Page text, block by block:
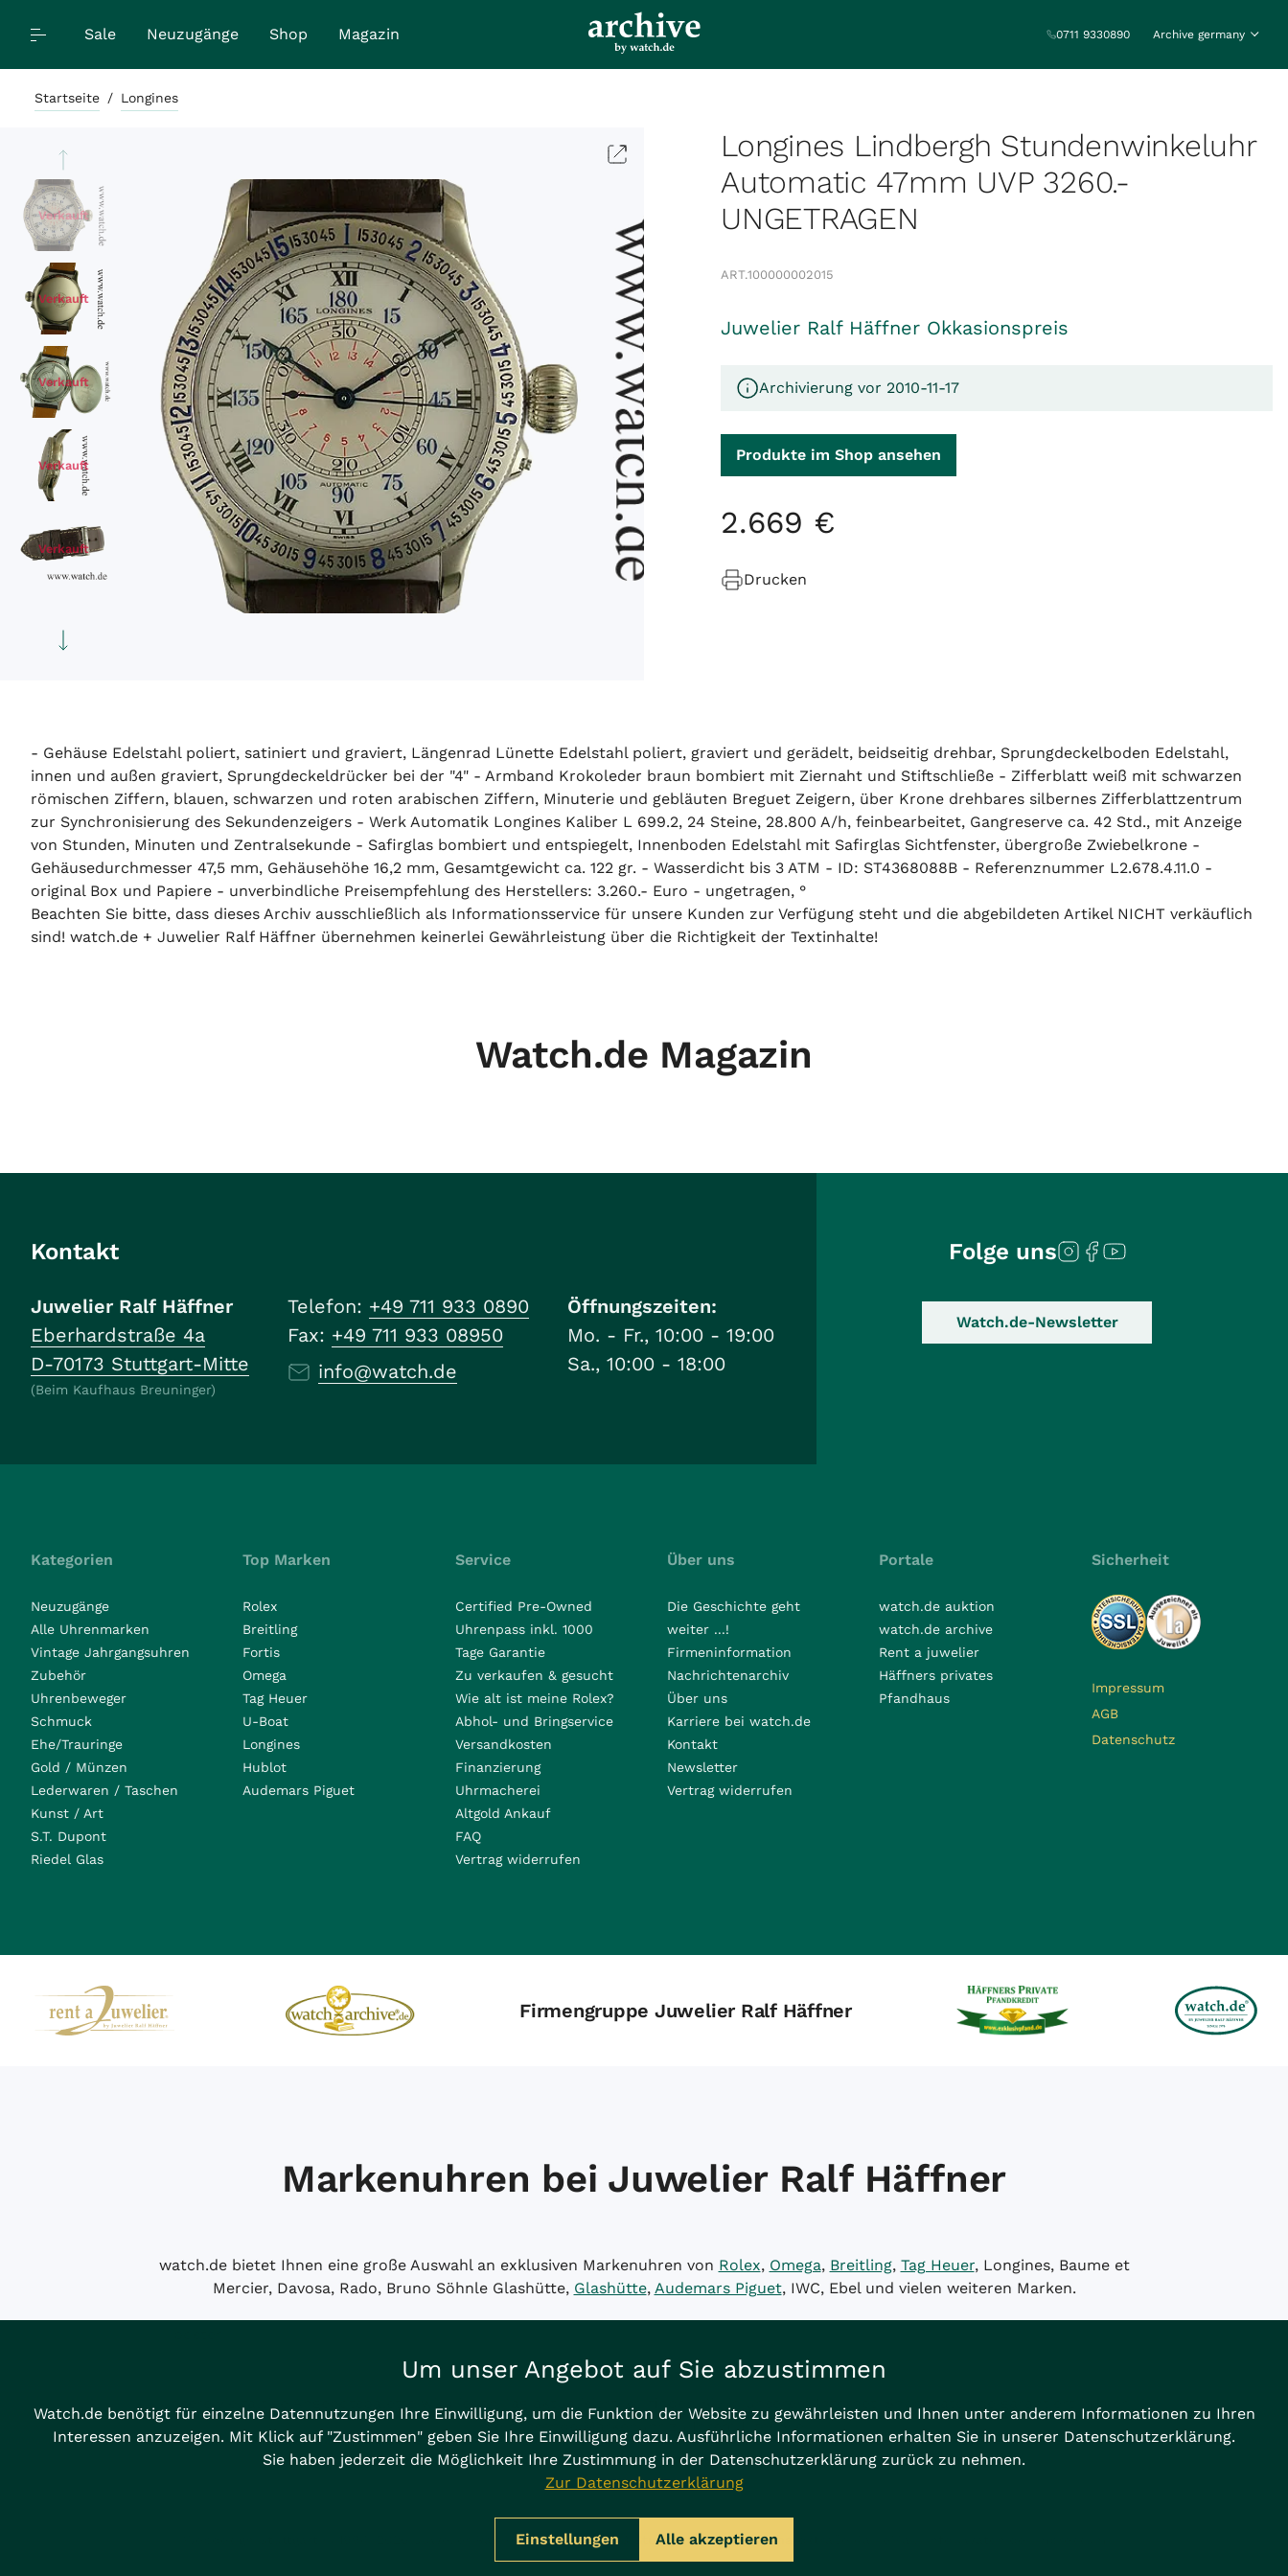
Sale Neuzugänge Shop Magazin 0711 9330890 Archive germany
Startseite / Longines
Longines Lindbergh Stundenwinkeluhr
Automatic 47mm UVP 3260.-
UNGETRAGEN
Verkauft
Verkauft
Verkauft
Verkauft
Verkauft
Verkauft
ART.100000002015
Juwelier Ralf Häffner Okkasionspreis
Archivierung vor 2010-11-17
Produkte im Shop ansehen
2.669 €
Drucken
- Gehäuse Edelstahl poliert, satiniert und graviert, Längenrad Lünette Edelstahl poliert, graviert und gerädelt, beidseitig drehbar, Sprungdeckelboden Edelstahl,
innen und außen graviert, Sprungdeckeldrücker bei der "4" - Armband Krokoleder braun bombiert mit Ziernaht und Stiftschließe - Zifferblatt weiß mit schwarzen
römischen Ziffern, blauen, schwarzen und roten arabischen Ziffern, Minuterie und gebläuten Breguet Zeigern, über Krone drehbares silbernes Zifferblattzentrum
zur Synchronisierung des Sekundenzeigers - Werk Automatik Longines Kaliber L 699.2, 24 Steine, 28.800 A/h, feinbearbeitet, Gangreserve ca. 42 Std., mit Anzeige
von Stunden, Minuten und Zentralsekunde - Safirglas bombiert und entspiegelt, Innenboden Edelstahl mit Safirglas Sichtfenster, übergroße Zwiebelkrone -
Gehäusedurchmesser 47,5 mm, Gehäusehöhe 16,2 mm, Gesamtgewicht ca. 122 gr. - Wasserdicht bis 3 ATM - ID: ST4368088B - Referenznummer L2.678.4.11.0 -
original Box und Papiere - unverbindliche Preisempfehlung des Herstellers: 3.260.- Euro - ungetragen, °
Beachten Sie bitte, dass dieses Archiv ausschließlich als Informationsservice für unsere Kunden zur Verfügung steht und die abgebildeten Artikel NICHT verkäuflich
sind! watch.de + Juwelier Ralf Häffner übernehmen keinerlei Gewährleistung über die Richtigkeit der Textinhalte!
Watch.de Magazin
Kontakt
Juwelier Ralf Häffner
Eberhardstraße 4a
D-70173 Stuttgart-Mitte
(Beim Kaufhaus Breuninger)
Telefon: +49 711 933 0890
Fax: +49 711 933 08950
info@watch.de
Öffnungszeiten:
Mo. - Fr., 10:00 - 19:00
Sa., 10:00 - 18:00
Folge uns
Watch.de-Newsletter
Kategorien
Neuzugänge
Alle Uhrenmarken
Vintage Jahrgangsuhren
Zubehör
Uhrenbeweger
Schmuck
Ehe/Trauringe
Gold / Münzen
Lederwaren / Taschen
Kunst / Art
S.T. Dupont
Riedel Glas
Top Marken
Rolex
Breitling
Fortis
Omega
Tag Heuer
U-Boat
Longines
Hublot
Audemars Piguet
Service
Certified Pre-Owned
Uhrenpass inkl. 1000
Tage Garantie
Zu verkaufen & gesucht
Wie alt ist meine Rolex?
Abhol- und Bringservice
Versandkosten
Finanzierung
Uhrmacherei
Altgold Ankauf
FAQ
Vertrag widerrufen
Über uns
Die Geschichte geht
weiter ...!
Firmeninformation
Nachrichtenarchiv
Über uns
Karriere bei watch.de
Kontakt
Newsletter
Vertrag widerrufen
Portale
watch.de auktion
watch.de archive
Rent a juwelier
Häffners privates
Pfandhaus
Sicherheit
Impressum
AGB
Datenschutz
Firmengruppe Juwelier Ralf Häffner
Markenuhren bei Juwelier Ralf Häffner
watch.de bietet Ihnen eine große Auswahl an exklusiven Markenuhren von Rolex, Omega, Breitling, Tag Heuer, Longines, Baume et
Mercier, Davosa, Rado, Bruno Söhnle Glashütte, Glashütte, Audemars Piguet, IWC, Ebel und vielen weiteren Marken.
Unsere vielfältige Angebotspalette wird jeden Tag aktualisiert, so finden Sie in unserem Internet-Shop watch.de garantiert immer
die passende Markenuhr zu Ihrem Lifestyle.
ZEIG MEHR
© 1994­–2026 Juwelier Ralf Häffner in D-70173 Stuttgart-Mitte | Eberhardstraße 4a | eMail:
Um unser Angebot auf Sie abzustimmen
Watch.de benötigt für einzelne Datennutzungen Ihre Einwilligung, um die Funktion der Website zu gewährleisten und Ihnen unter anderem Informationen zu Ihren
Interessen anzuzeigen. Mit Klick auf "Zustimmen" geben Sie Ihre Einwilligung dazu. Ausführliche Informationen erhalten Sie in unserer Datenschutzerklärung.
Sie haben jederzeit die Möglichkeit Ihre Zustimmung in der Datenschutzerklärung zurück zu nehmen.
Zur Datenschutzerklärung
Einstellungen Alle akzeptieren